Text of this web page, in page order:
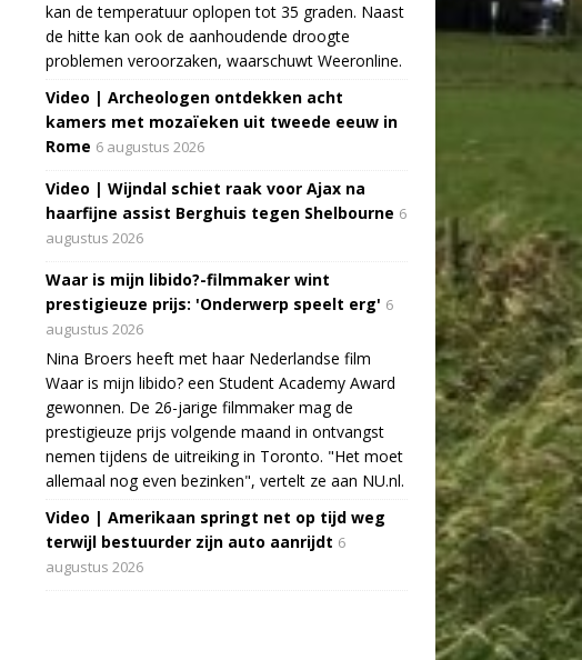
kan de temperatuur oplopen tot 35 graden. Naast
de hitte kan ook de aanhoudende droogte
problemen veroorzaken, waarschuwt Weeronline.
Video | Archeologen ontdekken acht
kamers met mozaïeken uit tweede eeuw in
Rome 6 augustus 2026
Video | Wijndal schiet raak voor Ajax na
haarfijne assist Berghuis tegen Shelbourne 6
augustus 2026
Waar is mijn libido?-filmmaker wint
prestigieuze prijs: 'Onderwerp speelt erg' 6
augustus 2026
Nina Broers heeft met haar Nederlandse film
Waar is mijn libido? een Student Academy Award
gewonnen. De 26-jarige filmmaker mag de
prestigieuze prijs volgende maand in ontvangst
nemen tijdens de uitreiking in Toronto. "Het moet
allemaal nog even bezinken", vertelt ze aan NU.nl.
Video | Amerikaan springt net op tijd weg
terwijl bestuurder zijn auto aanrijdt 6
augustus 2026